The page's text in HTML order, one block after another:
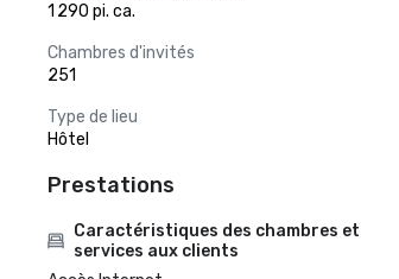
1 290 pi. ca.
Chambres d'invités
251
Type de lieu
Hôtel
Prestations
Caractéristiques des chambres et
services aux clients